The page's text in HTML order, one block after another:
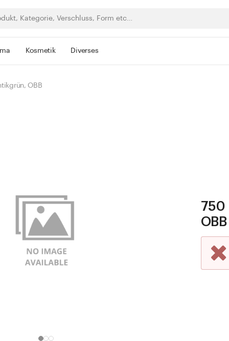
Kosmetik Diverses
OBB
750
OBB